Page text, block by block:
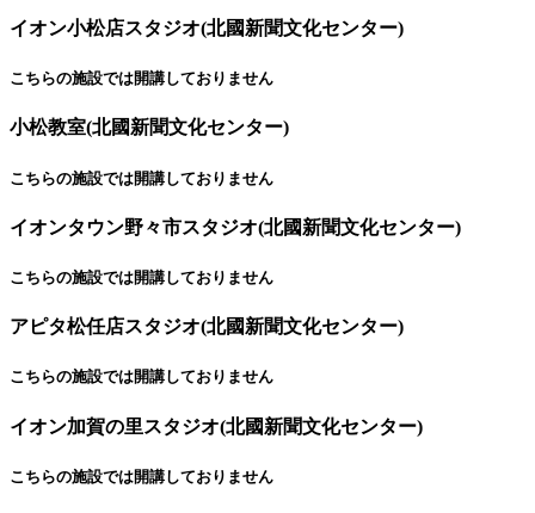
イオン小松店スタジオ(北國新聞文化センター)
こちらの施設では開講しておりません
小松教室(北國新聞文化センター)
こちらの施設では開講しておりません
イオンタウン野々市スタジオ(北國新聞文化センター)
こちらの施設では開講しておりません
アピタ松任店スタジオ(北國新聞文化センター)
こちらの施設では開講しておりません
イオン加賀の里スタジオ(北國新聞文化センター)
こちらの施設では開講しておりません